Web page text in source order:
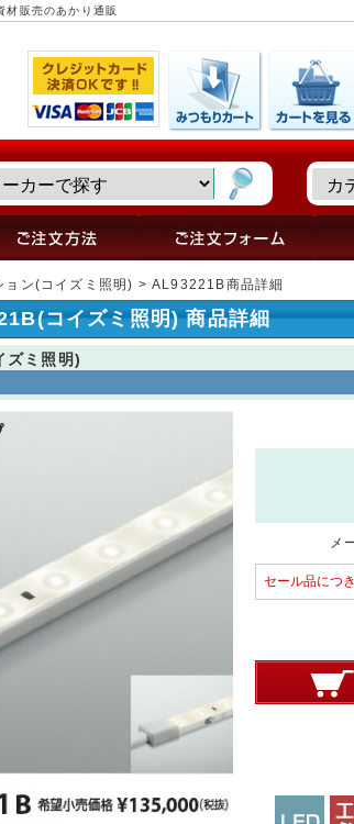
販売のあかり通販
ョン(コイズミ照明) > AL93221B商品詳細
コイズミ照明) 商品詳細
ズミ照明)
メ
セール品につ